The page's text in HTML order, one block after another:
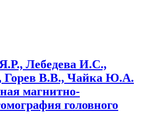
Лебедева И.С.,
Горев В.В., Чайка Ю.А.
магнитно-
головного